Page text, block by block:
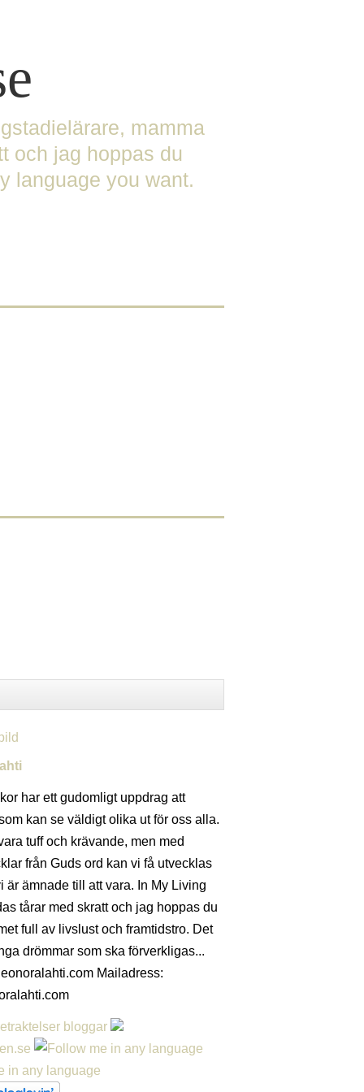
mamma
och jag hoppas du
language you want.
har ett gudomligt uppdrag att
kan se väldigt olika ut för oss alla.
tuff och krävande, men med
från Guds ord kan vi få utvecklas
är ämnade till att vara. In My Living
tårar med skratt och jag hoppas du
full av livslust och framtidstro. Det
drömmar som ska förverkligas...
Mailadress: